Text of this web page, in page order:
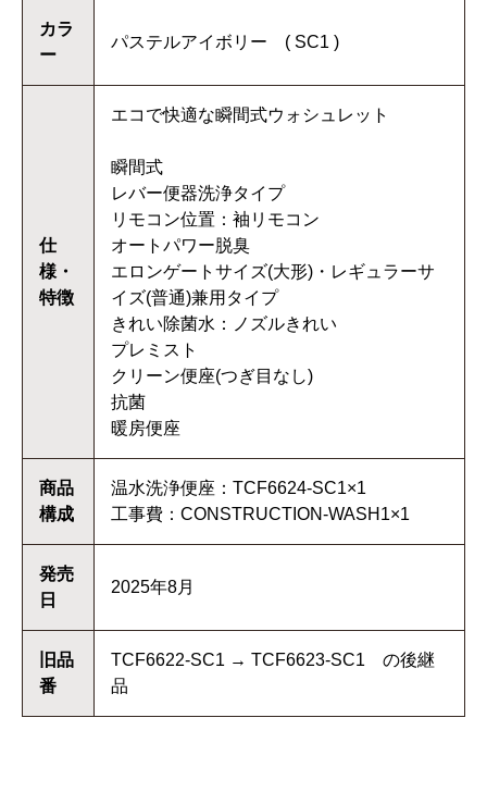
カラ
ー
パステルアイボリー ( SC1 )
仕
様・
特徴
エコで快適な瞬間式ウォシュレット
瞬間式
レバー便器洗浄タイプ
リモコン位置：袖リモコン
オートパワー脱臭
エロンゲートサイズ(大形)・レギュラーサ
イズ(普通)兼用タイプ
きれい除菌水：ノズルきれい
プレミスト
クリーン便座(つぎ目なし)
抗菌
暖房便座
商品
構成
温水洗浄便座：TCF6624-SC1×1
工事費：CONSTRUCTION-WASH1×1
発売
日
2025年8月
旧品
番
TCF6622-SC1 → TCF6623-SC1 の後継
品